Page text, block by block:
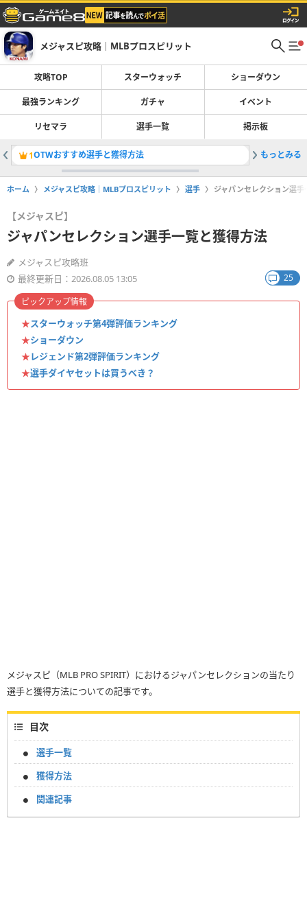
メジャスピ攻略｜MLBプロスピリット
攻略TOP スターウォッチ ショーダウン
最強ランキング ガチャ イベント
リセマラ 選手一覧 掲示板
1OTWおすすめ選手と獲得方法 2ガチャ
もっとみる
ホーム メジャスピ攻略｜MLBプロスピリット 選手 ジャパンセレクション選
【メジャスピ】
ジャパンセレクション選手一覧と獲得方法
メジャスピ攻略班
最終更新日：2026.08.05 13:05
25
★スターウォッチ第4弾評価ランキング
★ショーダウン
★レジェンド第2弾評価ランキング
★選手ダイヤセットは買うべき？
ピックアップ情報
メジャスピ（MLB PRO SPIRIT）におけるジャパンセレクションの当たり
選手と獲得方法についての記事です。
目次
選手一覧
獲得方法
関連記事